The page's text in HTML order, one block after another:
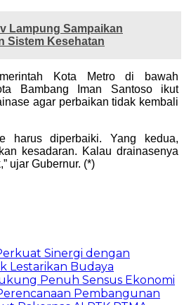
Lampung Sampaikan
Sistem Kesehatan
Kota Metro di bawah
Bambang Iman Santoso ikut
agar perbaikan tidak kembali
harus diperbaiki. Yang kedua,
kesadaran. Kalau drainasenya
ujar Gubernur. (*)
Sinergi dengan
Lestarikan Budaya
Penuh Sensus Ekonomi
Pembangunan